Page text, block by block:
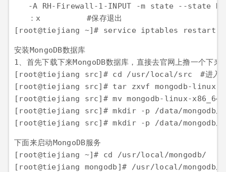
-A RH-Firewall-1-INPUT -m state --state
   ：x		#保存退出
安装MongoDB数据库
1、首先下载下来MongoDB数据库，直接去官网上撸一个下
[root@tiejiang src]# cd /usr/local/src	 #进入压缩包上传上来的目录
[root@tiejiang src]# tar zxvf mongodb-linux-x86_64-
[root@tiejiang src]# mv mongodb-linux-x86_64-3.4.0 /
[root@tiejiang src]# mkdir -p /data/mongodb/mongodb_data/	 #创建
下面来启动MongoDB服务
[root@tiejiang ~]# cd /usr/local/mongodb/
[root@tiejiang mongodb]# /usr/local/mongodb/